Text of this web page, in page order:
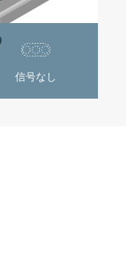
信号なし